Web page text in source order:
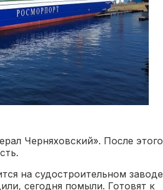
Черняховский». После этого
на судостроительном заводе
сегодня помыли. Готовят к